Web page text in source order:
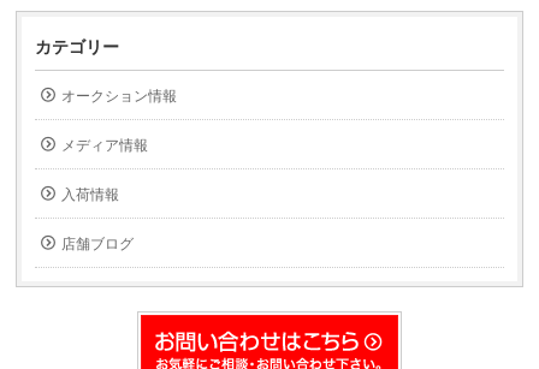
ク
て
友
達
へ
メ
で
送
信
(新
し
い
ィ
ド
ウ
ク
て
印
刷
し
ィ
ン
ド
ウ
で
開
ま
す)
カテゴリー
オークション情報
メディア情報
入荷情報
店舗ブログ